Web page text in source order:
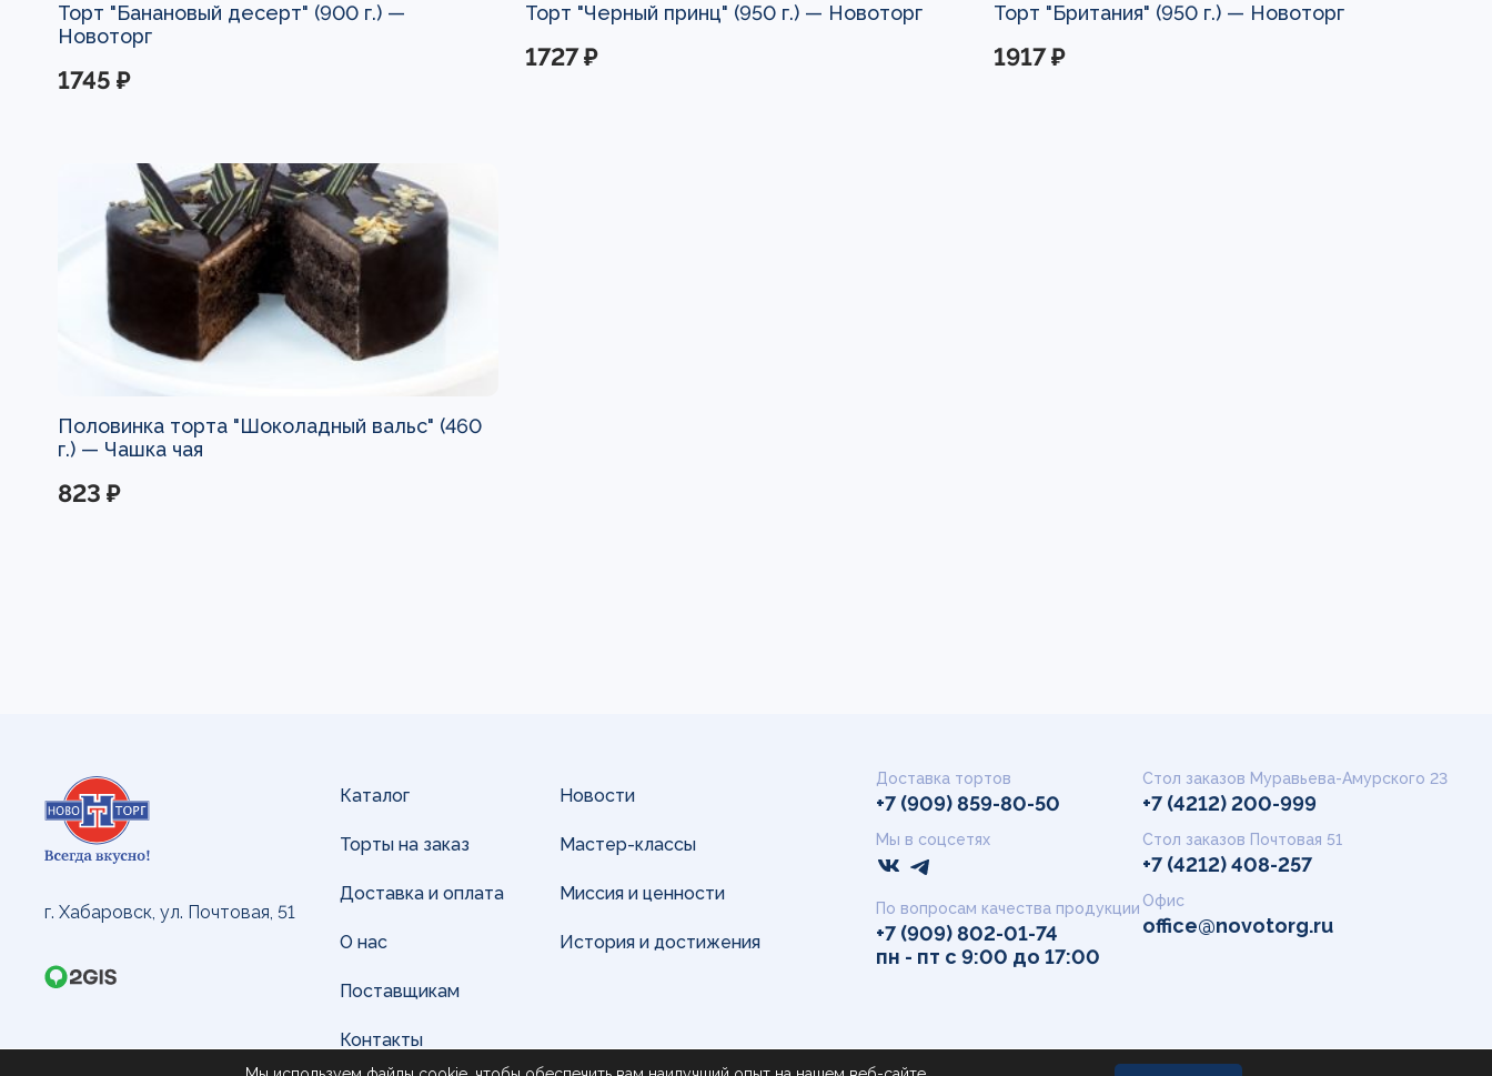
Торт "Банановый десерт" (900 г.) —
Новоторг
1745 ₽
Торт "Черный принц" (950 г.) — Новоторг
1727 ₽
Торт "Британия" (950 г.) — Новоторг
1917 ₽
Половинка торта "Шоколадный вальс" (460
г.) — Чашка чая
823 ₽
г. Хабаровск, ул. Почтовая, 51
Каталог
Торты на заказ
Доставка и оплата
О нас
Поставщикам
Контакты
Новости
Мастер-классы
Миссия и ценности
История и достижения
Доставка тортов
+7 (909) 859-80-50
Мы в соцсетях
По вопросам качества продукции
+7 (909) 802-01-74
пн - пт с 9:00 до 17:00
Стол заказов Муравьева-Амурского 23
+7 (4212) 200-999
Стол заказов Почтовая 51
+7 (4212) 408-257
Офис
office@novotorg.ru